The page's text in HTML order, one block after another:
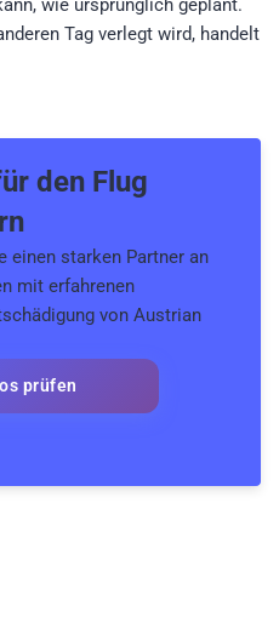
wie ursprünglich geplant.
Tag verlegt wird, handelt
den Flug
einen starken Partner an
mit erfahrenen
von Austrian
prüfen